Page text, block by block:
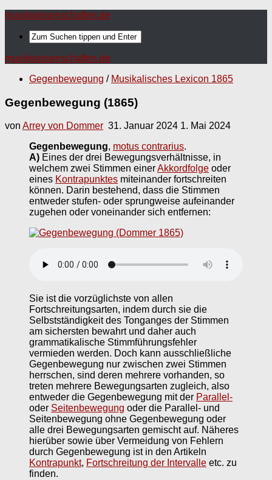
musikwissenschaften.de
musikwissenschaften.de
Gegenbewegung / Musikalisches Lexicon 1865
Gegenbewegung (1865)
von Arrey von Dommer 31. Januar 2024 1. Mai 2024
Gegenbewegung, motus contrarius.
A) Eines der drei Bewegungsverhältnisse, in
welchem zwei Stimmen einerAkkordfolge oder
eines Kontrapunktes miteinander fortschreiten
können. Darin bestehend, dass die Stimmen
entweder stufen- oder sprungweise aufeinander
zugehen oder voneinander sich entfernen:
Sie ist die vorzüglichste von allen
Fortschreitungsarten, indem durch sie die
Selbstständigkeit des Tonganges der Stimmen
am sichersten bewahrt und daher auch
grammatikalische Stimmführungsfehler
vermieden werden. Doch kann ausschließliche
Gegenbewegung nur zwischen zwei Stimmen
herrschen, sind deren mehrere vorhanden, so
treten mehrere Bewegungsarten zugleich, also
entweder die Gegenbewegung mit der Parallel-
oder Seitenbewegung oder die Parallel- und
Seitenbewegung ohne Gegenbewegung oder
alle drei Bewegungsarten gemischt auf. Näheres
hierüber sowie über Vermeidung von Fehlern
durch Gegenbewegung ist in den Artikeln
Kontrapunkt, Fortschreitung der Intervalle etc. zu
finden.